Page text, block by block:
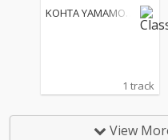
KOHTA YAMAMOT
1 track
View